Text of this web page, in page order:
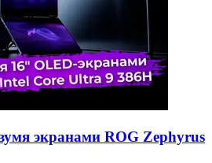
экранами ROG Zephyrus